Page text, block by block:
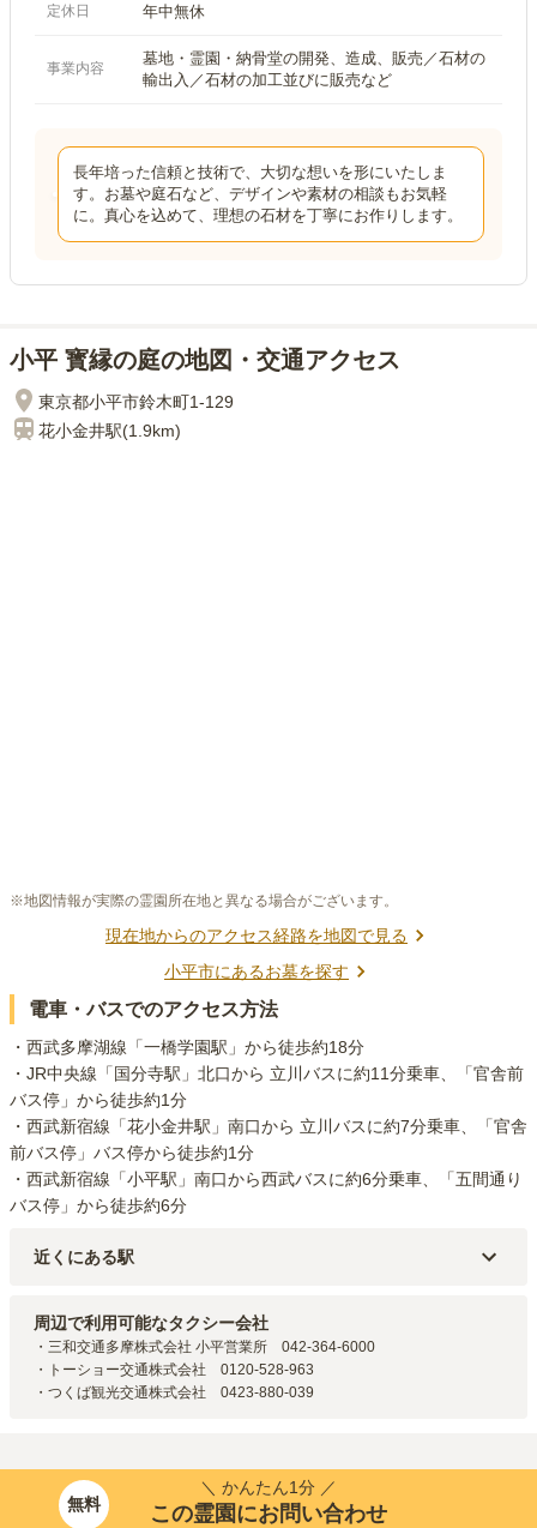
定休日 年中無休
事業内容
墓地・霊園・納骨堂の開発、造成、販売／石材の
輸出入／石材の加工並びに販売など
長年培った信頼と技術で、大切な想いを形にいたしま
す。お墓や庭石など、デザインや素材の相談もお気軽
に。真心を込めて、理想の石材を丁寧にお作りします。
小平 寳縁の庭の地図・交通アクセス
東京都小平市鈴木町1-129
花小金井駅(1.9km)
※地図情報が実際の霊園所在地と異なる場合がございます。
現在地からのアクセス経路を地図で見る
小平市にあるお墓を探す
電車・バスでのアクセス方法
・西武多摩湖線「一橋学園駅」から徒歩約18分
・JR中央線「国分寺駅」北口から 立川バスに約11分乗車、「官舎前
バス停」から徒歩約1分
・西武新宿線「花小金井駅」南口から 立川バスに約7分乗車、「官舎
前バス停」バス停から徒歩約1分
・西武新宿線「小平駅」南口から西武バスに約6分乗車、「五間通り
バス停」から徒歩約6分
近くにある駅
周辺で利用可能なタクシー会社
・三和交通多摩株式会社 小平営業所　042-364-6000
・トーショー交通株式会社　0120-528-963
・つくば観光交通株式会社　0423-880-039
無料
＼ かんたん1分 ／
この霊園にお問い合わせ